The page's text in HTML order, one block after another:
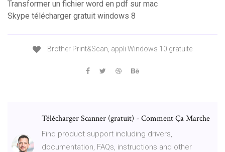
Transformer un fichier word en pdf sur mac
Skype télécharger gratuit windows 8
Brother Print&Scan, appli Windows 10 gratuite
Télécharger Scanner (gratuit) - Comment Ça Marche
Find product support including drivers,
documentation, FAQs, instructions and other